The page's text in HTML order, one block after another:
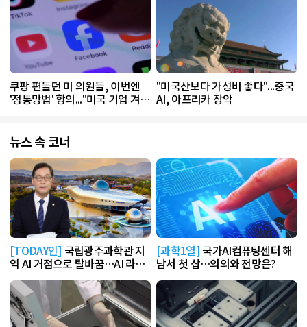
쿠팡 편들던 미 의원들, 이번엔
'정통망법' 항의..."미국 기업 겨
"미국산보다 가성비 좋다"...중국
AI, 아프리카 장악
뉴스 속 코너
[TODAY인] 국립광주과학관 지
역 AI 거점으로 탈바꿈…AI 라운
[과학1열] 국가AI컴퓨팅센터 해
남서 첫 삽…의의와 전망은?